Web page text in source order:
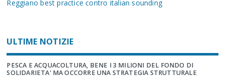
Reggiano best practice contro italian sounding
ULTIME NOTIZIE
PESCA E ACQUACOLTURA, BENE I 3 MILIONI DEL FONDO DI
SOLIDARIETA' MA OCCORRE UNA STRATEGIA STRUTTURALE